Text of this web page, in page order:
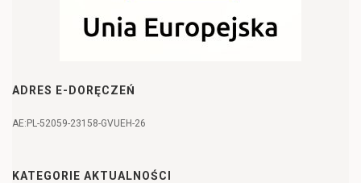
ADRES E-DORĘCZEŃ
AE:PL-52059-23158-GVUEH-26
KATEGORIE AKTUALNOŚCI